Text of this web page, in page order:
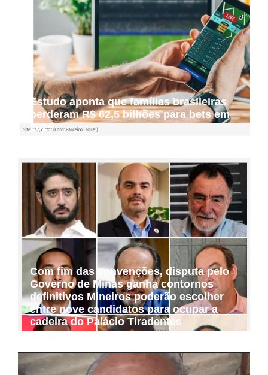
Estudo aponta que famílias brasileiras
perderam R$ 62,5 bilhões para bets em
2025
Com fim das convenções, disputa pelo
Governo de Minas ganha contornos
definitivos Mineiros poderão escolher
entre nove candidatos para ocupar a
cadeira do Palácio Tiradentes